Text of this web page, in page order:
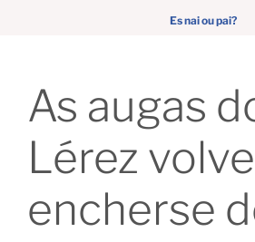
Es nai ou pai?
As augas
Lérez
encherse